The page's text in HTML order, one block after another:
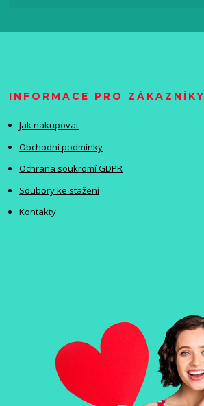
INFORMACE PRO ZÁKAZNÍKY
Jak nakupovat
Obchodní podmínky
Ochrana soukromí GDPR
Soubory ke stažení
Kontakty